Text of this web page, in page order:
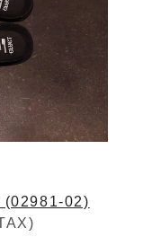
(02981-02)